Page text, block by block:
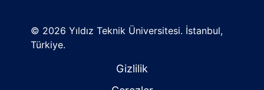
© 2026 Yıldız Teknik Üniversitesi. İstanbul,
Türkiye.
Gizlilik